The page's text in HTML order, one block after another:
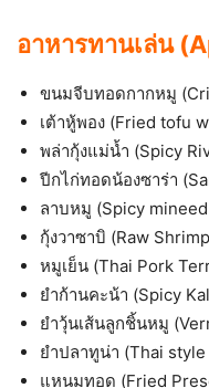
อาหารทานเล่น
ขนมจีบทอดกากหมู
เต้าหู้พอง (Fried tofu
พล่ากุ้งแม่น้ำ (Spicy
ปีกไก่ทอดน้องซาร่า
ลาบหมู (Spicy
กุ้งวาซาบิ (Raw
หมูเย็น (Thai Pork
ยำก้านคะน้า (Spicy
ยำวุ้นเส้นลูกชิ้นหมู
ยำปลาทูน่า (Thai
แหนมทอด (Fried